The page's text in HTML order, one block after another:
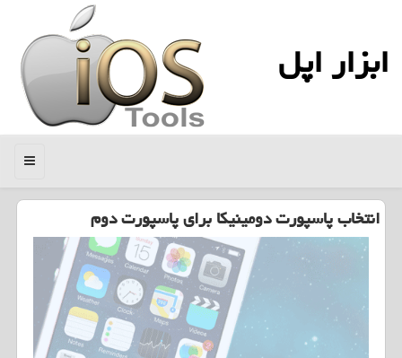
ابزار اپل
منو
انتخاب پاسپورت دومینیكا برای پاسپورت دوم